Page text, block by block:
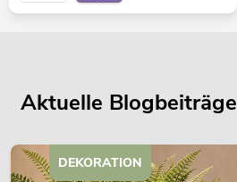
Aktuelle Blogbeiträge
DEKORATION